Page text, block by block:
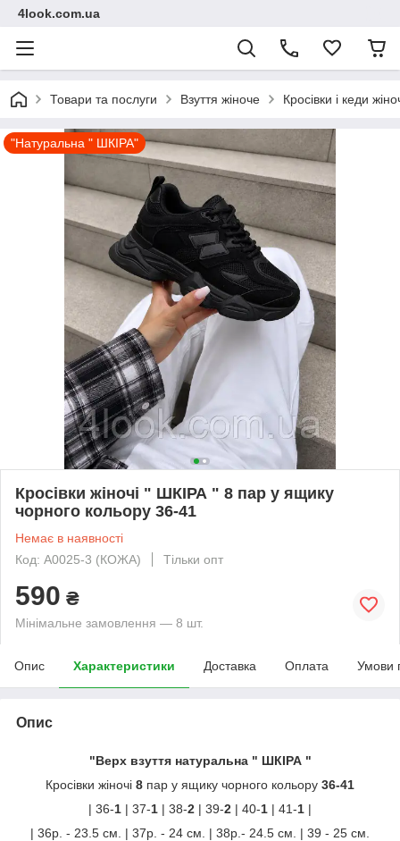
4look.com.ua
Товари та послуги Взуття жіноче Кросівки і кеди
"Натуральна " ШКІРА"
Кросівки жіночі " ШКІРА " 8 пар у ящику
чорного кольору 36-41
Немає в наявності
Код: A0025-3 (КОЖА)
Тільки опт
590 ₴
Мінімальне замовлення — 8 шт.
Опис Характеристики Доставка Оплата Умови
Опис
"Верх взуття натуральна " ШКІРА "
Кросівки жіночі 8 пар у ящику чорного кольору 36-41
| 36-1 | 37-1 | 38-2 | 39-2 | 40-1 | 41-1 |
| 36р. - 23.5 см. | 37р. - 24 см. | 38р.- 24.5 см. | 39 - 25 см.